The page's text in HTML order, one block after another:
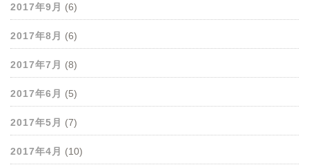
2017年9月 (6)
2017年8月 (6)
2017年7月 (8)
2017年6月 (5)
2017年5月 (7)
2017年4月 (10)